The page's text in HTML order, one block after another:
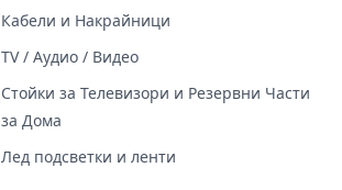
Кабели и Накрайници
TV / Аудио / Видео
Стойки за Телевизори и Резервни Части
за Дома
Лед подсветки и ленти